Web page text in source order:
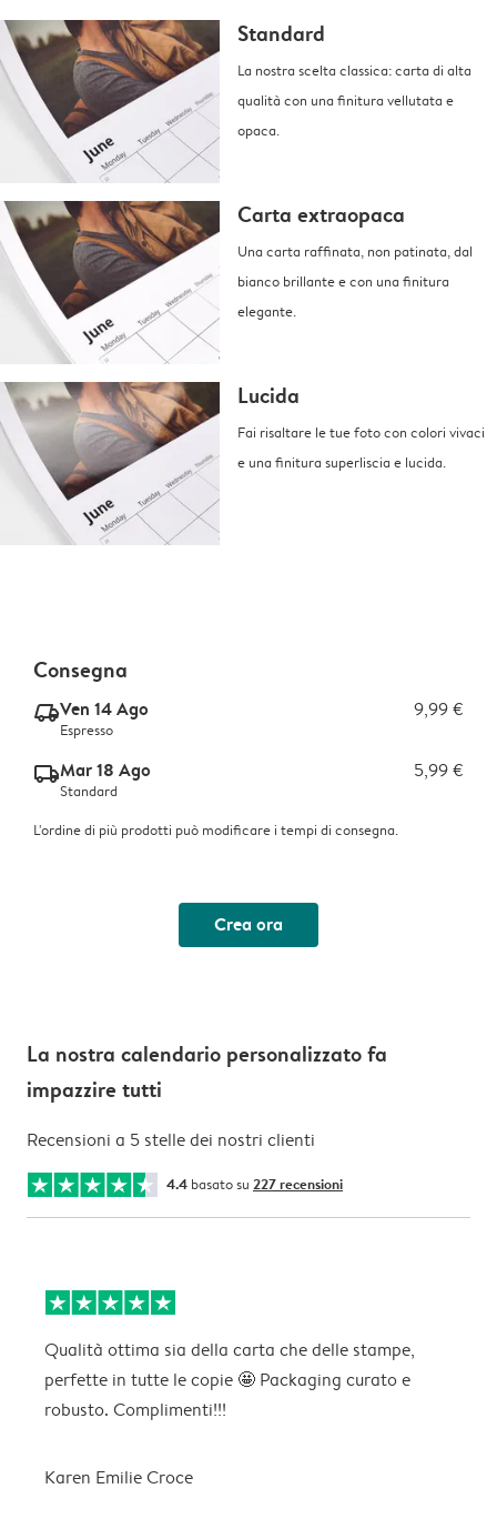
Standard
La nostra scelta classica: carta di alta
qualità con una finitura vellutata e
opaca.
Carta extraopaca
Una carta raffinata, non patinata, dal
bianco brillante e con una finitura
elegante.
Lucida
Fai risaltare le tue foto con colori vivaci
e una finitura superliscia e lucida.
Consegna
delivery_express_v2Ven 14 Ago 9,99 €
Espresso
delivery_standard_v2Mar 18 Ago 5,99 €
Standard
L'ordine di più prodotti può modificare i tempi di consegna.
Crea ora
La nostra calendario personalizzato fa
impazzire tutti
Recensioni a 5 stelle dei nostri clienti
4.4 basato su 227 recensioni
Qualità ottima sia della carta che delle stampe,
perfette in tutte le copie 🤩 Packaging curato e
robusto. Complimenti!!!
Karen Emilie Croce